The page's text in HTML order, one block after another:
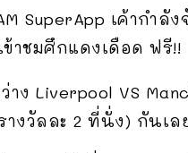
SuperApp เค้ากำลั
ข้าชมศึกแดงเดือด ฟรี!!
ว่าง Liverpool VS
างวัลละ 2 ที่นั่ง) กันเล